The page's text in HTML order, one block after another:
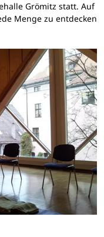
Grömitz statt. Auf
Menge zu entdecken